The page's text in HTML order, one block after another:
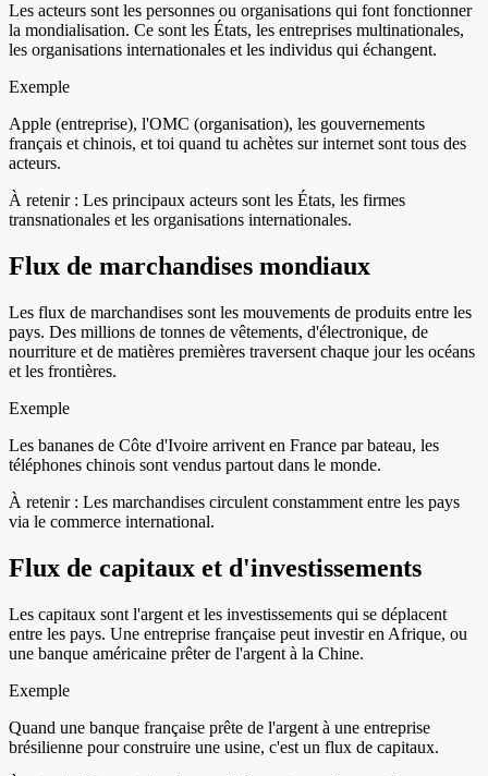
Les acteurs sont les personnes ou organisations qui font fonctionner
la mondialisation. Ce sont les États, les entreprises multinationales,
les organisations internationales et les individus qui échangent.
Exemple
Apple (entreprise), l'OMC (organisation), les gouvernements
français et chinois, et toi quand tu achètes sur internet sont tous des
acteurs.
À retenir : Les principaux acteurs sont les États, les firmes
transnationales et les organisations internationales.
Flux de marchandises mondiaux
Les flux de marchandises sont les mouvements de produits entre les
pays. Des millions de tonnes de vêtements, d'électronique, de
nourriture et de matières premières traversent chaque jour les océans
et les frontières.
Exemple
Les bananes de Côte d'Ivoire arrivent en France par bateau, les
téléphones chinois sont vendus partout dans le monde.
À retenir : Les marchandises circulent constamment entre les pays
via le commerce international.
Flux de capitaux et d'investissements
Les capitaux sont l'argent et les investissements qui se déplacent
entre les pays. Une entreprise française peut investir en Afrique, ou
une banque américaine prêter de l'argent à la Chine.
Exemple
Quand une banque française prête de l'argent à une entreprise
brésilienne pour construire une usine, c'est un flux de capitaux.